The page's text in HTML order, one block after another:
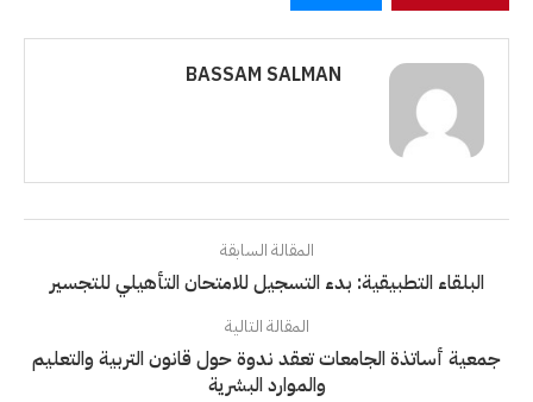
BASSAM SALMAN
المقالة السابقة
البلقاء التطبيقية: بدء التسجيل للامتحان التأهيلي للتجسير
المقالة التالية
جمعية أساتذة الجامعات تعقد ندوة حول قانون التربية والتعليم
والموارد البشرية